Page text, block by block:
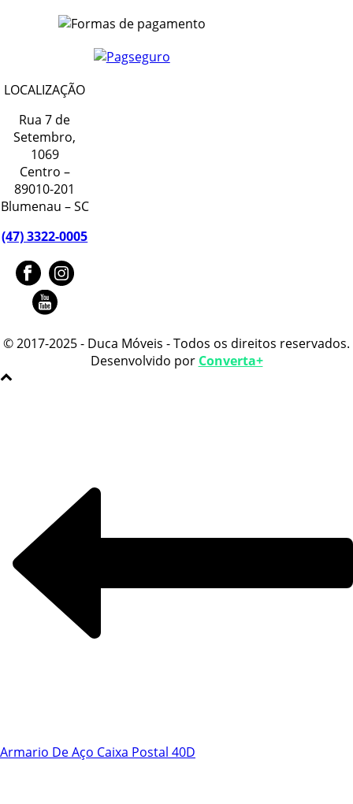
LOCALIZAÇÃO
Rua 7 de
Setembro,
1069
Centro –
89010-201
Blumenau – SC
(47) 3322-0005
© 2017-2025 - Duca Móveis - Todos os direitos reservados.
Desenvolvido por Converta+
Armario De Aço Caixa Postal 40DChat WhatsApp